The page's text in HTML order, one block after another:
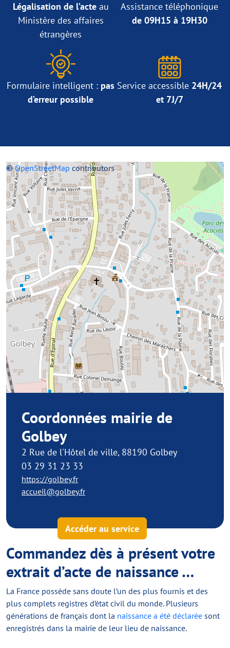
Légalisation de l’acteau
Ministère des affaires
étrangères
Assistance téléphonique
de 09H15 à 19H30
Formulaire intelligent : pas
d’erreur possible
Service accessible 24H/24
et 7J/7
+−
©OpenStreetMap contributors
Coordonnées mairie de
Golbey
2 Rue de l'Hôtel de ville, 88190 Golbey
03 29 31 23 33
https://golbey.fr
accueil@golbey.fr
Accéder au service
Commandez dès à présent votre
extrait d’acte de naissance …
La France possède sans doute l’un des plus fournis et des
plus complets registres d’état civil du monde. Plusieurs
générations de français dont la naissance a été déclarée sont
enregistrés dans la mairie de leur lieu de naissance.